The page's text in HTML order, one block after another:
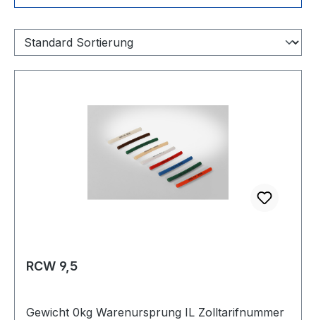
RCW 9,5
Gewicht 0kg Warenursprung IL Zolltarifnummer